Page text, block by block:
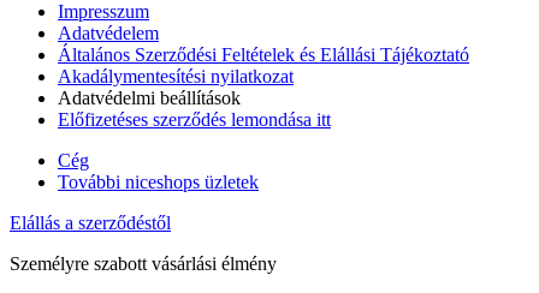
Impresszum
Adatvédelem
Általános Szerződési Feltételek és Elállási Tájékoztató
Akadálymentesítési nyilatkozat
Adatvédelmi beállítások
Előfizetéses szerződés lemondása itt
Cég
További niceshops üzletek
Elállás a szerződéstől
Személyre szabott vásárlási élmény